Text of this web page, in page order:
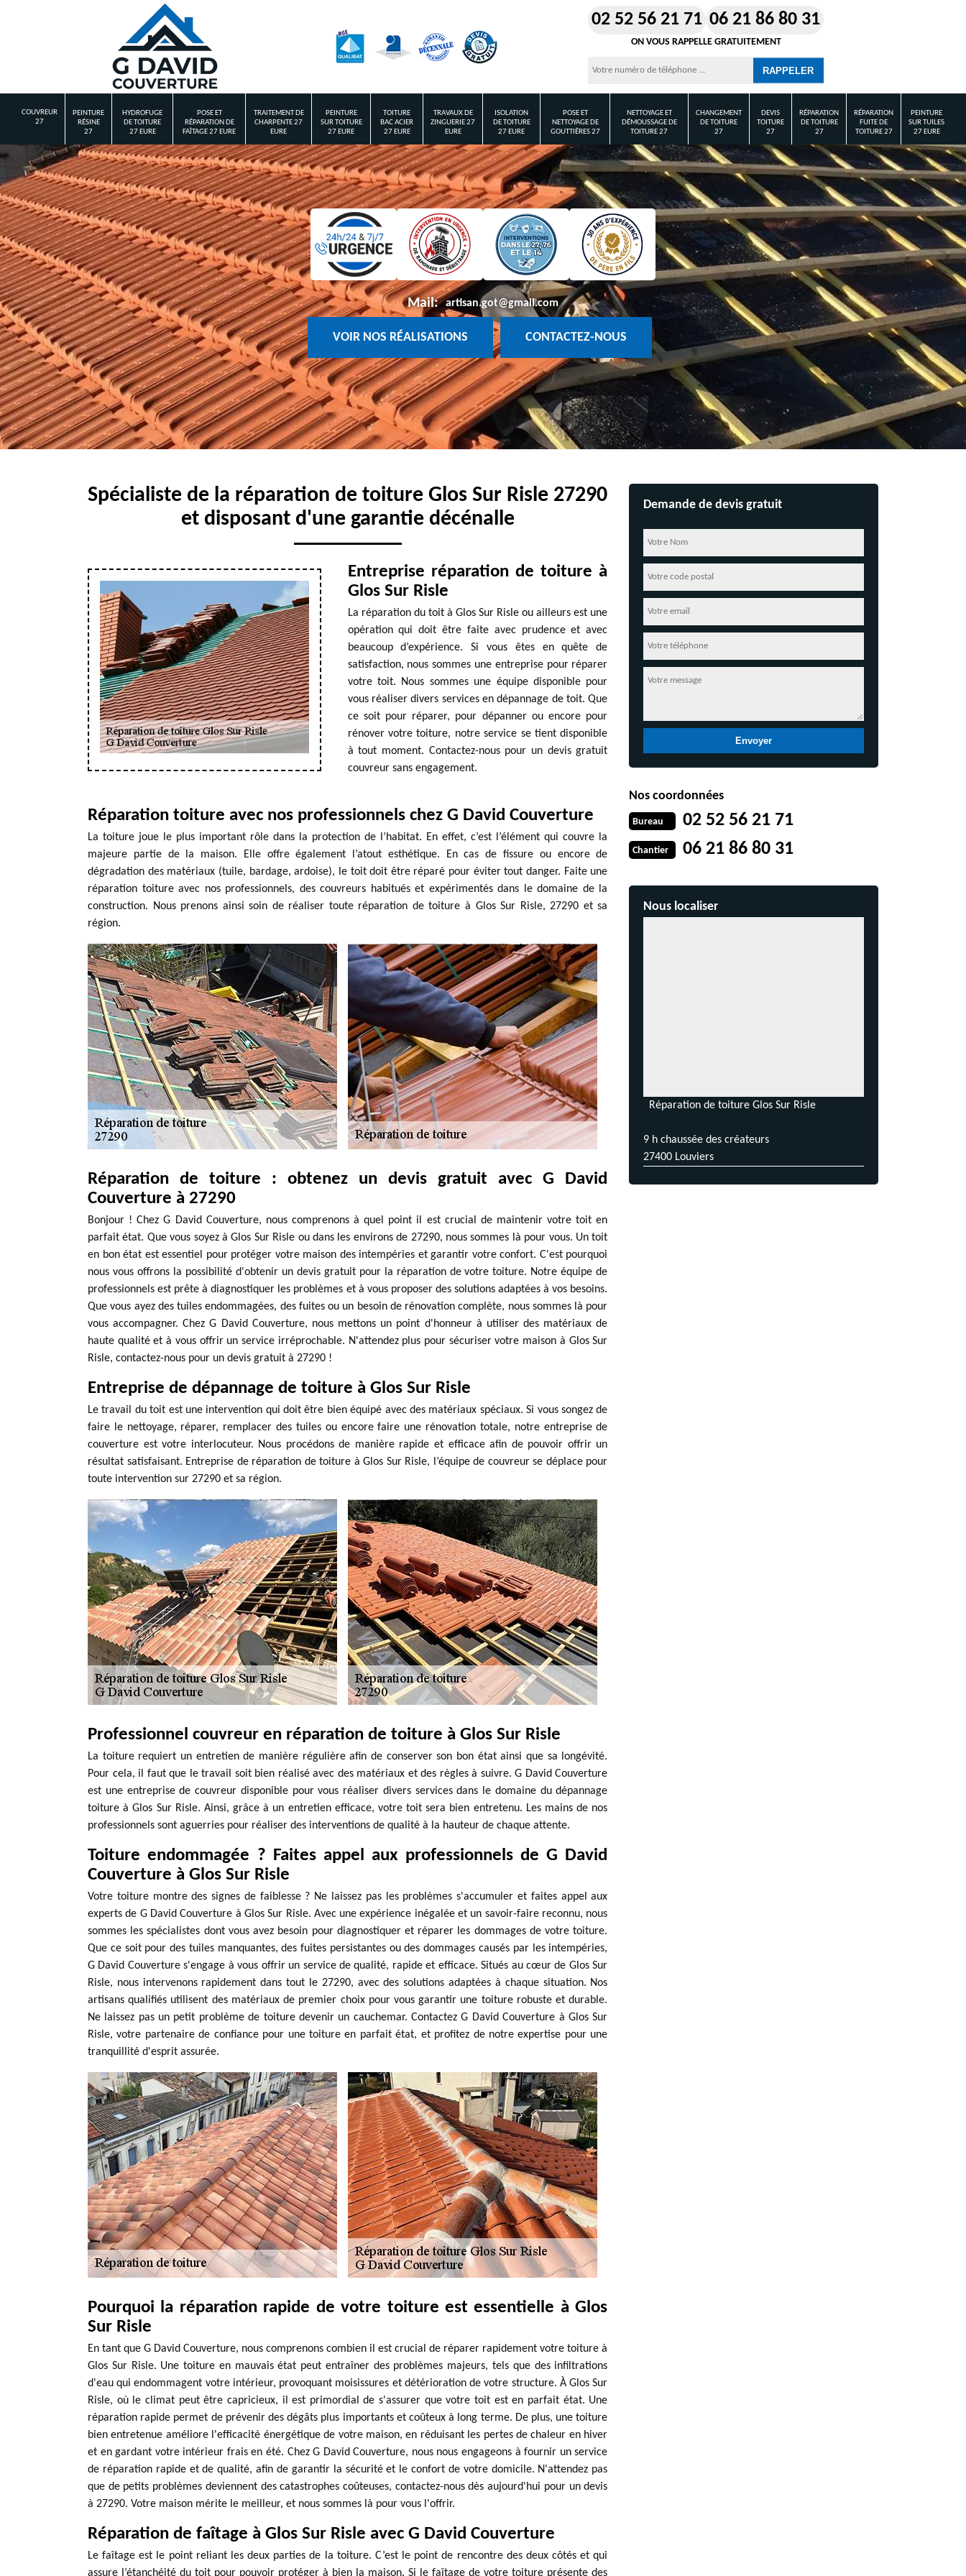
02 52 56 21 71 06 21 86 80 31
ON VOUS RAPPELLE GRATUITEMENT
COUVREUR
27
PEINTURE
RÉSINE
27
HYDROFUGE
DE TOITURE
27 EURE
POSE ET
RÉPARATION DE
FAÎTAGE 27 EURE
TRAITEMENT DE
CHARPENTE 27
EURE
PEINTURE
SUR TOITURE
27 EURE
TOITURE
BAC ACIER
27 EURE
TRAVAUX DE
ZINGUERIE 27
EURE
ISOLATION
DE TOITURE
27 EURE
POSE ET
NETTOYAGE DE
GOUTTIÈRES 27
NETTOYAGE ET
DÉMOUSSAGE DE
TOITURE 27
CHANGEMENT
DE TOITURE
27
DEVIS
TOITURE
27
RÉPARATION
DE TOITURE
27
RÉPARATION
FUITE DE
TOITURE 27
PEINTURE
SUR TUILES
27 EURE
Mail: artisan.got@gmail.com
VOIR NOS RÉALISATIONS CONTACTEZ-NOUS
Spécialiste de la réparation de toiture Glos Sur Risle 27290
et disposant d'une garantie décénalle
Entreprise réparation de toiture à
Glos Sur Risle
La réparation du toit à Glos Sur Risle ou ailleurs est une
opération qui doit être faite avec prudence et avec
beaucoup d’expérience. Si vous êtes en quête de
satisfaction, nous sommes une entreprise pour réparer
votre toit. Nous sommes une équipe disponible pour
vous réaliser divers services en dépannage de toit. Que
ce soit pour réparer, pour dépanner ou encore pour
rénover votre toiture, notre service se tient disponible
à tout moment. Contactez-nous pour un devis gratuit
couvreur sans engagement.
Réparation toiture avec nos professionnels chez G David Couverture
La toiture joue le plus important rôle dans la protection de l’habitat. En effet, c’est l’élément qui couvre la
majeure partie de la maison. Elle offre également l’atout esthétique. En cas de fissure ou encore de
dégradation des matériaux (tuile, bardage, ardoise), le toit doit être réparé pour éviter tout danger. Faite une
réparation toiture avec nos professionnels, des couvreurs habitués et expérimentés dans le domaine de la
construction. Nous prenons ainsi soin de réaliser toute réparation de toiture à Glos Sur Risle, 27290 et sa
région.
Réparation de toiture : obtenez un devis gratuit avec G David
Couverture à 27290
Bonjour ! Chez G David Couverture, nous comprenons à quel point il est crucial de maintenir votre toit en
parfait état. Que vous soyez à Glos Sur Risle ou dans les environs de 27290, nous sommes là pour vous. Un toit
en bon état est essentiel pour protéger votre maison des intempéries et garantir votre confort. C'est pourquoi
nous vous offrons la possibilité d'obtenir un devis gratuit pour la réparation de votre toiture. Notre équipe de
professionnels est prête à diagnostiquer les problèmes et à vous proposer des solutions adaptées à vos besoins.
Que vous ayez des tuiles endommagées, des fuites ou un besoin de rénovation complète, nous sommes là pour
vous accompagner. Chez G David Couverture, nous mettons un point d'honneur à utiliser des matériaux de
haute qualité et à vous offrir un service irréprochable. N'attendez plus pour sécuriser votre maison à Glos Sur
Risle, contactez-nous pour un devis gratuit à 27290 !
Entreprise de dépannage de toiture à Glos Sur Risle
Le travail du toit est une intervention qui doit être bien équipé avec des matériaux spéciaux. Si vous songez de
faire le nettoyage, réparer, remplacer des tuiles ou encore faire une rénovation totale, notre entreprise de
couverture est votre interlocuteur. Nous procédons de manière rapide et efficace afin de pouvoir offrir un
résultat satisfaisant. Entreprise de réparation de toiture à Glos Sur Risle, l’équipe de couvreur se déplace pour
toute intervention sur 27290 et sa région.
Professionnel couvreur en réparation de toiture à Glos Sur Risle
La toiture requiert un entretien de manière régulière afin de conserver son bon état ainsi que sa longévité.
Pour cela, il faut que le travail soit bien réalisé avec des matériaux et des règles à suivre. G David Couverture
est une entreprise de couvreur disponible pour vous réaliser divers services dans le domaine du dépannage
toiture à Glos Sur Risle. Ainsi, grâce à un entretien efficace, votre toit sera bien entretenu. Les mains de nos
professionnels sont aguerries pour réaliser des interventions de qualité à la hauteur de chaque attente.
Toiture endommagée ? Faites appel aux professionnels de G David
Couverture à Glos Sur Risle
Votre toiture montre des signes de faiblesse ? Ne laissez pas les problèmes s'accumuler et faites appel aux
experts de G David Couverture à Glos Sur Risle. Avec une expérience inégalée et un savoir-faire reconnu, nous
sommes les spécialistes dont vous avez besoin pour diagnostiquer et réparer les dommages de votre toiture.
Que ce soit pour des tuiles manquantes, des fuites persistantes ou des dommages causés par les intempéries,
G David Couverture s'engage à vous offrir un service de qualité, rapide et efficace. Situés au cœur de Glos Sur
Risle, nous intervenons rapidement dans tout le 27290, avec des solutions adaptées à chaque situation. Nos
artisans qualifiés utilisent des matériaux de premier choix pour vous garantir une toiture robuste et durable.
Ne laissez pas un petit problème de toiture devenir un cauchemar. Contactez G David Couverture à Glos Sur
Risle, votre partenaire de confiance pour une toiture en parfait état, et profitez de notre expertise pour une
tranquillité d'esprit assurée.
Pourquoi la réparation rapide de votre toiture est essentielle à Glos
Sur Risle
En tant que G David Couverture, nous comprenons combien il est crucial de réparer rapidement votre toiture à
Glos Sur Risle. Une toiture en mauvais état peut entraîner des problèmes majeurs, tels que des infiltrations
d'eau qui endommagent votre intérieur, provoquant moisissures et détérioration de votre structure. À Glos Sur
Risle, où le climat peut être capricieux, il est primordial de s'assurer que votre toit est en parfait état. Une
réparation rapide permet de prévenir des dégâts plus importants et coûteux à long terme. De plus, une toiture
bien entretenue améliore l'efficacité énergétique de votre maison, en réduisant les pertes de chaleur en hiver
et en gardant votre intérieur frais en été. Chez G David Couverture, nous nous engageons à fournir un service
de réparation rapide et de qualité, afin de garantir la sécurité et le confort de votre domicile. N'attendez pas
que de petits problèmes deviennent des catastrophes coûteuses, contactez-nous dès aujourd'hui pour un devis
à 27290. Votre maison mérite le meilleur, et nous sommes là pour vous l'offrir.
Réparation de faîtage à Glos Sur Risle avec G David Couverture
Le faîtage est le point reliant les deux parties de la toiture. C’est le point de rencontre des deux côtés et qui
assure l’étanchéité du toit pour pouvoir protéger à bien la maison. Si le faîtage de votre toiture présente des
Demande de devis gratuit
Nos coordonnées
Bureau 02 52 56 21 71
Chantier 06 21 86 80 31
Nous localiser
Réparation de toiture Glos Sur Risle
9 h chaussée des créateurs
27400 Louviers